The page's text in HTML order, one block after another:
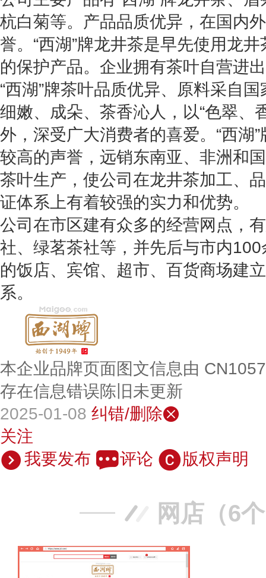
杭白菊等。产品品质优异，在国内
誉。“西湖”牌龙井茶是早先使用龙
的保护产品。企业拥有茶叶自营进
“西湖”牌茶叶品质优异、原料采自
细嫩、成朵、茶香沁人，以“色翠、
外，深受广大消费者的喜爱。 “西湖
较高的声誉，远销东南亚、非洲和
茶叶生产，使公司在龙井茶加工、
证体系上有着较强的实力和优势。
公司在市区建有众多的经营网点，
社、绿茗茶社等，并先后与市内
的饭店、宾馆、超市、百货商场建
系。
本企业品牌页面图文信息由
存在信息错误陈旧未更新
2025-01-08 纠错/删除
关注
我要发布
评论 版权声明
网店（6